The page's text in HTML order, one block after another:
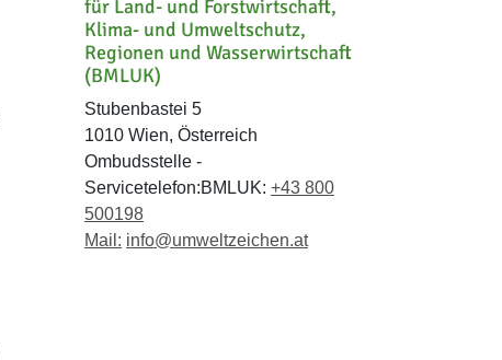
für Land- und Forstwirtschaft,
Klima- und Umweltschutz,
Regionen und Wasserwirtschaft
(BMLUK)
Stubenbastei 5
1010 Wien, Österreich
Ombudsstelle -
Servicetelefon:BMLUK: +43 800
500198
Mail: info@umweltzeichen.at